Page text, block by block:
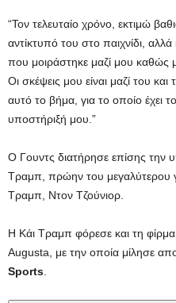
“Τον τελευταίο χρόνο, εκτιμώ
αντίκτυπό του στο παιχνίδι, αλλά
που μοιράστηκε μαζί μου καθώς
Οι σκέψεις μου είναι μαζί του
αυτό το βήμα, για το οποίο έχει
υποστήριξή μου.”
Ο Γουντς διατήρησε επίσης την
Τραμπ, πρώην του μεγαλύτερου
Τραμπ, Ντον Τζούνιορ.
Η Κάι Τραμπ φόρεσε και τη
Augusta, με την οποία μίλησε
Sports